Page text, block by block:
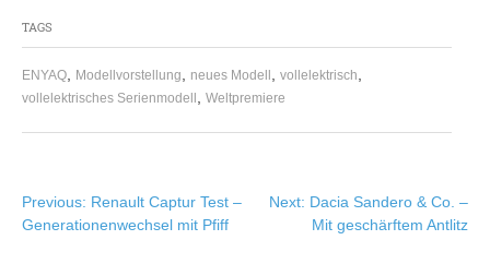
TAGS
ENYAQ, Modellvorstellung, neues Modell , vollelektrisch,
vollelektrisches Serienmodell , Weltpremiere
Beitragsnavigation
Previous: Renault Captur Test –
Generationenwechsel mit Pfiff
Next: Dacia Sandero & Co. –
Mit geschärftem Antlitz